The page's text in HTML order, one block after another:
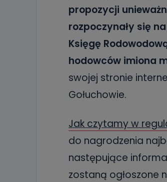
propozycji
rozpoczynały się
Księgę
hodowców imiona
swojej stronie
Gołuchowie.
Jak czytamy w
do nagrodzenia
następujące
zostaną ogłoszone